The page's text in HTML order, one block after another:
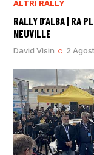
ALTRI RALLY
RALLY D’ALBA | RA
NEUVILLE
David Visin 2